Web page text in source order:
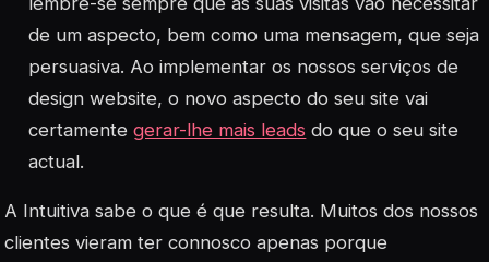
de um aspecto, bem como uma mensagem, que seja
persuasiva. Ao implementar os nossos serviços de
design website, o novo aspecto do seu site vai
certamentegerar-lhe mais leads do que o seu site
actual.
A Intuitiva sabe o que é que resulta. Muitos dos nossos
clientes vieram ter connosco apenas porque